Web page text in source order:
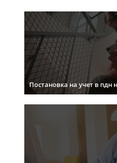
Постановка на учет в пдн